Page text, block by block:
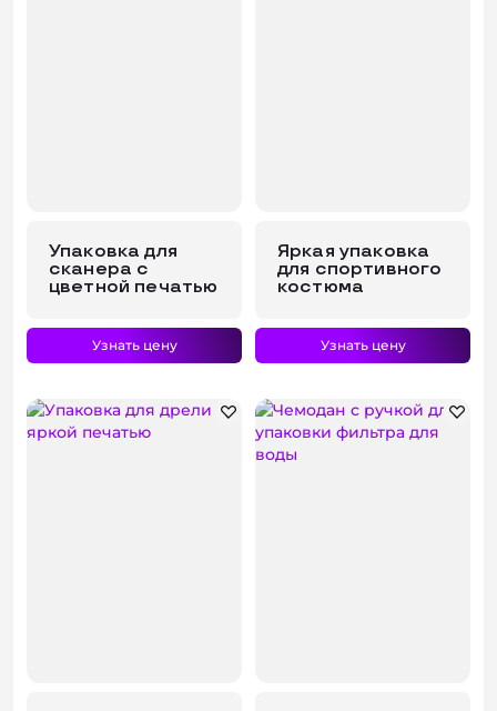
Упаковка для
сканера с
цветной печатью
Узнать цену
Яркая упаковка
для спортивного
костюма
Узнать цену